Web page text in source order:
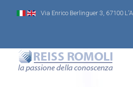
Via Enrico Berlinguer 3, 67100